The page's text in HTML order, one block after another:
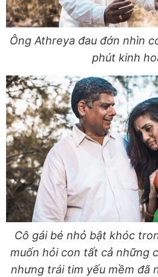
Ông Athreya đau đớn nhìn
phút kinh
Cô gái bé nhỏ bật khóc
muốn hỏi con tất cả những
nhưng trái tim yếu mềm đã